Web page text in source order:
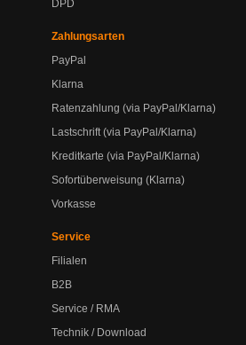
DPD
Zahlungsarten
PayPal
Klarna
Ratenzahlung (via PayPal/Klarna)
Lastschrift (via PayPal/Klarna)
Kreditkarte (via PayPal/Klarna)
Sofortüberweisung (Klarna)
Vorkasse
Service
Filialen
B2B
Service / RMA
Technik / Download